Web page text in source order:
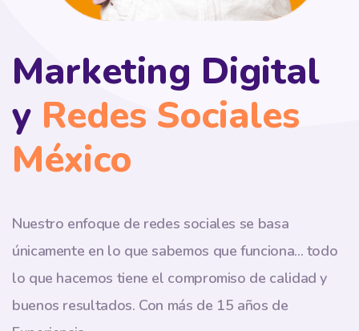
Marketing Digital
y Redes Sociales
México
Nuestro enfoque de redes sociales se basa
únicamente en lo que sabemos que funciona... todo
lo que hacemos tiene el compromiso de calidad y
buenos resultados. Con más de 15 años de